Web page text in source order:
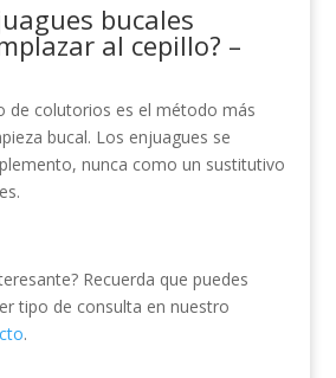
bucales
al cepillo? –
de colutorios es el método más
bucal. Los enjuagues se
nunca como un sustitutivo
Recuerda que puedes
tipo de consulta en nuestro
.